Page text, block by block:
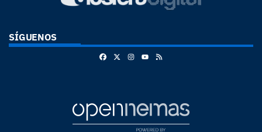
SÍGUENOS
FacebookInstagram